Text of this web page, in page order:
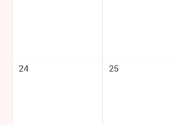
24 25